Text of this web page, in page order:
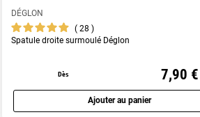
DÉGLON
28
Spatule droite surmoulé Déglon
Dès 7,90 €
Ajouter au panier
Aperçu rapide